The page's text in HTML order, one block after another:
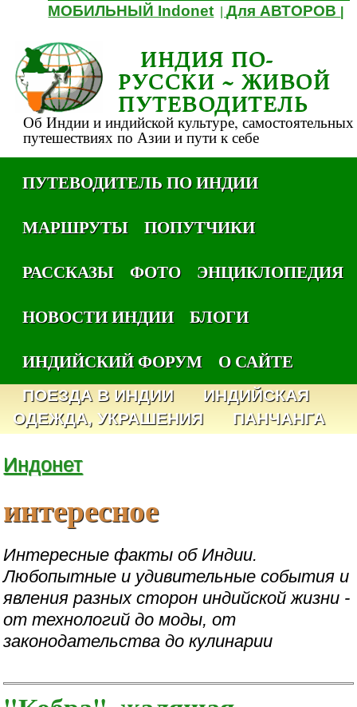
МОБИЛЬНЫЙ Indonet |Для АВТОРОВ
ИНДИЯ ПО-
РУССКИ ~ ЖИВОЙ
ПУТЕВОДИТЕЛЬ
Об Индии и индийской культуре, самостоятельных
путешествиях по Азии и пути к себе
ПУТЕВОДИТЕЛЬ ПО ИНДИИ
МАРШРУТЫ
ПОПУТЧИКИ
РАССКАЗЫ
ФОТО
ЭНЦИКЛОПЕДИЯ
НОВОСТИ ИНДИИ
БЛОГИ
ИНДИЙСКИЙ ФОРУМ
О САЙТЕ
ПОЕЗДА В ИНДИИ
ИНДИЙСКАЯ
ОДЕЖДА, УКРАШЕНИЯ
ПАНЧАНГА
Индонет
интересное
Интересные факты об Индии.
Любопытные и удивительные события и
явления разных сторон индийской жизни -
от технологий до моды, от
законодательства до кулинарии